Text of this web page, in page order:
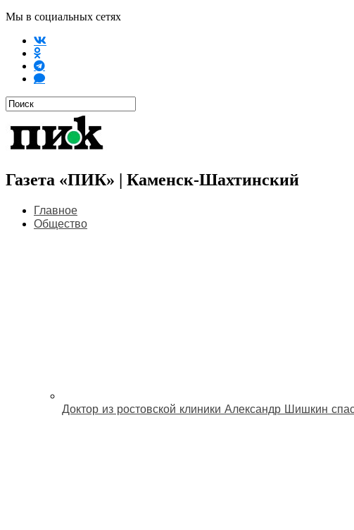
Мы в социальных сетях
Газета «ПИК» | Каменск-Шахтинский
Главное
Общество
Доктор из ростовской клиники Александр Шишкин